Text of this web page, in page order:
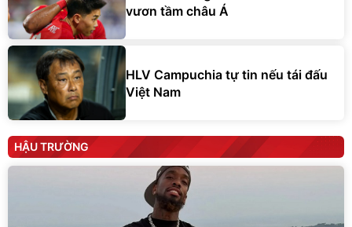
vươn tầm châu Á
HLV Campuchia tự tin nếu tái đấu
Việt Nam
HẬU TRƯỜNG